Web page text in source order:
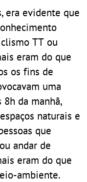
era evidente que
TT ou
eram do que
os fins de
uma
da manhã,
naturais e
que
andar de
eram do que
ambiente.